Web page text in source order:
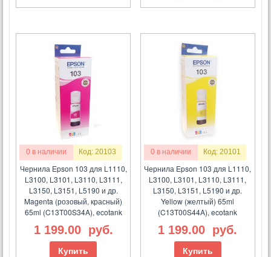
0 в наличии Код: 20103
Чернила Epson 103 для L1110,
L3100, L3101, L3110, L3111,
L3150, L3151, L5190 и др.
Magenta (розовый, красный)
65ml (C13T00S34A), ecotank
1 199.00 руб.
Купить
0 в наличии Код: 20101
Чернила Epson 103 для L1110,
L3100, L3101, L3110, L3111,
L3150, L3151, L5190 и др.
Yellow (желтый) 65ml
(C13T00S44A), ecotank
1 199.00 руб.
Купить